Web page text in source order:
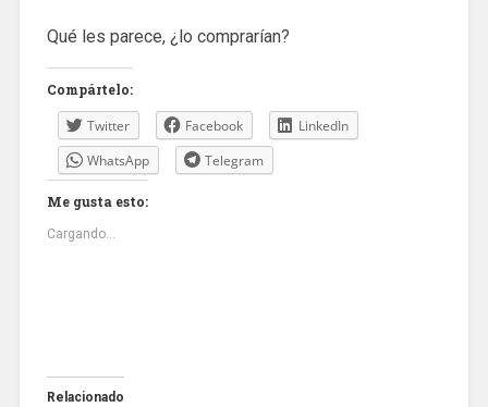
Qué les parece, ¿lo comprarían?
Compártelo:
Twitter Facebook
LinkedIn
WhatsApp
Telegram
Me gusta esto:
Cargando...
Relacionado